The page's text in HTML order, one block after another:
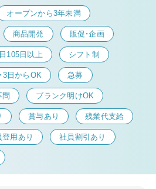
オープンから3年未満
商品開発 販促・企画
105日以上 シフト制
3日からOK 急募
問 ブランク明けOK
賞与あり 残業代支給
用あり 社員割引あり